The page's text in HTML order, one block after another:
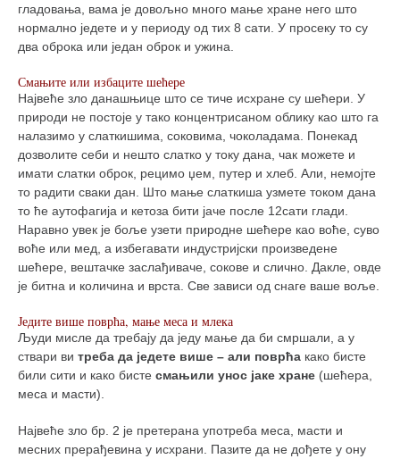
гладовања, вама је довољно много мање хране него што
нормално једете и у периоду од тих 8 сати. У просеку то су
два оброка или један оброк и ужина.
Смањите или избаците шећере
Највеће зло данашњице што се тиче исхране су шећери. У
природи не постоје у тако концентрисаном облику као што га
налазимо у слаткишима, соковима, чоколадама. Понекад
дозволите себи и нешто слатко у току дана, чак можете и
имати слатки оброк, рецимо џем, путер и хлеб. Али, немојте
то радити сваки дан. Што мање слаткиша узмете током дана
то ће аутофагија и кетоза бити јаче после 12сати глади.
Наравно увек је боље узети природне шећере као воће, суво
воће или мед, а избегавати индустријски произведене
шећере, вештачке заслађиваче, сокове и слично. Дакле, овде
је битна и количина и врста. Све зависи од снаге ваше воље.
Једите више поврћа, мање меса и млека
Људи мисле да требају да једу мање да би смршали, а у
ствари ви треба да једете више – али поврћа како бисте
били сити и како бисте смањили унос јаке хране (шећера,
меса и масти).
Највеће зло бр. 2 је претерана употреба меса, масти и
месних прерађевина у исхрани. Пазите да не дођете у ону